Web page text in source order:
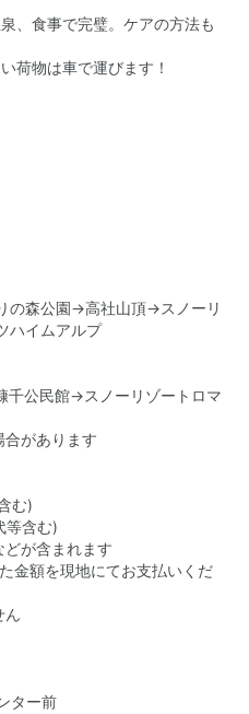
、食事で完璧。ケアの方法も
荷物は車で運びます！
の森公園→高社山頂→スノーリ
ハイムアルプ
公民館→スノーリゾートロマ
があります
む)
等含む)
が含まれます
金額を現地にてお支払いくだ
ん
ター前